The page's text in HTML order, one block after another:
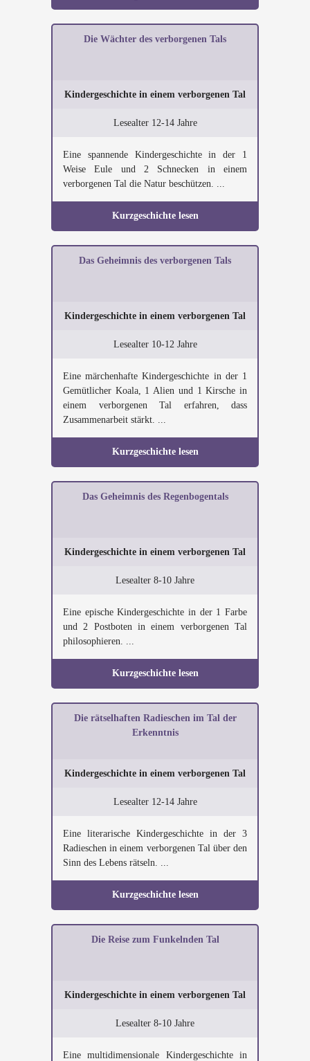
Die Wächter des verborgenen Tals
Kindergeschichte in einem verborgenen Tal
Lesealter 12-14 Jahre
Eine spannende Kindergeschichte in der 1
Weise Eule und 2 Schnecken in einem
verborgenen Tal die Natur beschützen. ...
Kurzgeschichte lesen
Das Geheimnis des verborgenen Tals
Kindergeschichte in einem verborgenen Tal
Lesealter 10-12 Jahre
Eine märchenhafte Kindergeschichte in der 1
Gemütlicher Koala, 1 Alien und 1 Kirsche in
einem verborgenen Tal erfahren, dass
Zusammenarbeit stärkt. ...
Kurzgeschichte lesen
Das Geheimnis des Regenbogentals
Kindergeschichte in einem verborgenen Tal
Lesealter 8-10 Jahre
Eine epische Kindergeschichte in der 1 Farbe
und 2 Postboten in einem verborgenen Tal
philosophieren. ...
Kurzgeschichte lesen
Die rätselhaften Radieschen im Tal der
Erkenntnis
Kindergeschichte in einem verborgenen Tal
Lesealter 12-14 Jahre
Eine literarische Kindergeschichte in der 3
Radieschen in einem verborgenen Tal über den
Sinn des Lebens rätseln. ...
Kurzgeschichte lesen
Die Reise zum Funkelnden Tal
Kindergeschichte in einem verborgenen Tal
Lesealter 8-10 Jahre
Eine multidimensionale Kindergeschichte in